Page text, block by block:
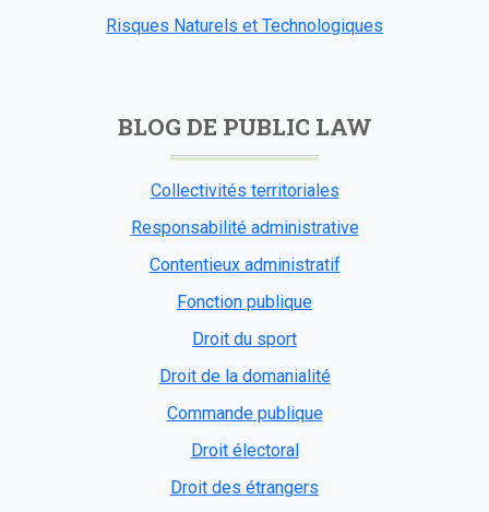
Risques Naturels et Technologiques
BLOG DE PUBLIC LAW
Collectivités territoriales
Responsabilité administrative
Contentieux administratif
Fonction publique
Droit du sport
Droit de la domanialité
Commande publique
Droit électoral
Droit des étrangers